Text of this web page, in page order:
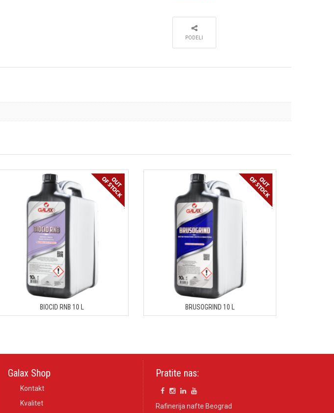
PODELI
BIOCID RNB 10 L BRUSOGRIND 10 L
Galax Shop
Kontakt
Kvalitet
Pratite nas:
Rafinerija nafte Beograd